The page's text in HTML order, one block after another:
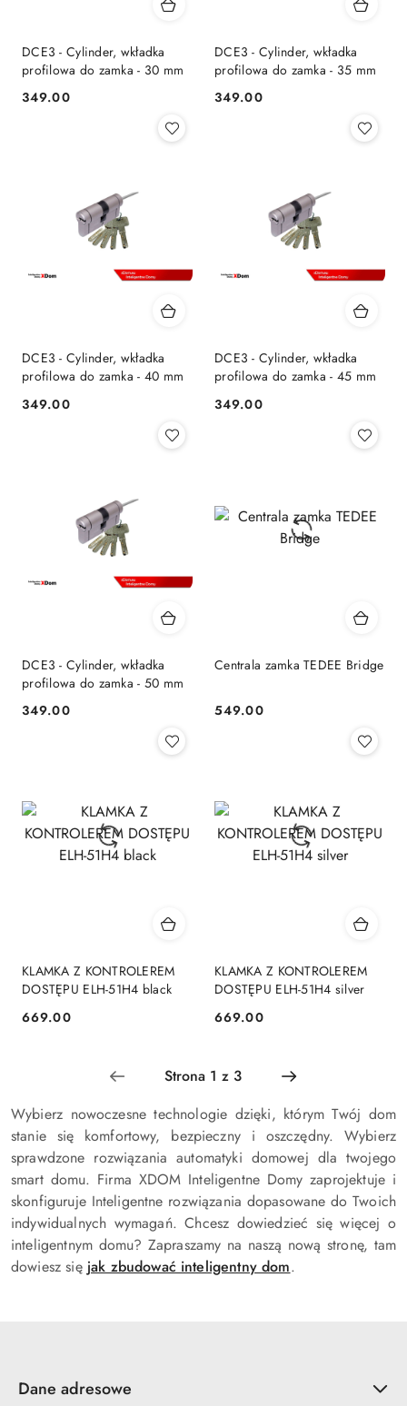
DCE3 - Cylinder, wkładka
profilowa do zamka - 30 mm
Cena:
349.00
DCE3 - Cylinder, wkładka
profilowa do zamka - 35 mm
Cena:
349.00
DCE3 - Cylinder, wkładka
profilowa do zamka - 40 mm
Cena:
349.00
DCE3 - Cylinder, wkładka
profilowa do zamka - 45 mm
Cena:
349.00
DCE3 - Cylinder, wkładka
profilowa do zamka - 50 mm
Cena:
349.00
Centrala zamka TEDEE Bridge
Cena:
549.00
KLAMKA Z KONTROLEREM
DOSTĘPU ELH-51H4 black
Cena:
669.00
KLAMKA Z KONTROLEREM
DOSTĘPU ELH-51H4 silver
Cena:
669.00
Wybierz nowoczesne technologie dzięki, którym Twój dom
stanie się komfortowy, bezpieczny i oszczędny. Wybierz
sprawdzone rozwiązania automatyki domowej dla twojego
smart domu. Firma XDOM Inteligentne Domy zaprojektuje i
skonfiguruje Inteligentne rozwiązania dopasowane do Twoich
indywidualnych wymagań. Chcesz dowiedzieć się więcej o
inteligentnym domu? Zapraszamy na naszą nową stronę, tam
dowiesz się jak zbudować inteligentny dom.
Dane adresowe